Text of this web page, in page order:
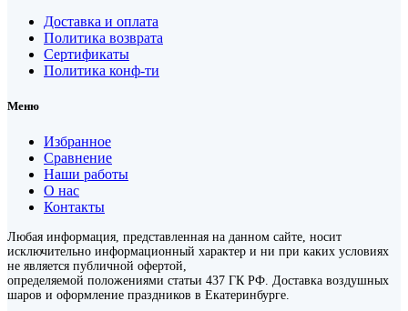
Доставка и оплата
Политика возврата
Сертификаты
Политика конф-ти
Меню
Избранное
Сравнение
Наши работы
О нас
Контакты
Любая информация, представленная на данном сайте, носит
исключительно информационный характер и ни при каких условиях
не является публичной офертой,
определяемой положениями статьи 437 ГК РФ. Доставка воздушных
шаров и оформление праздников в Екатеринбурге.